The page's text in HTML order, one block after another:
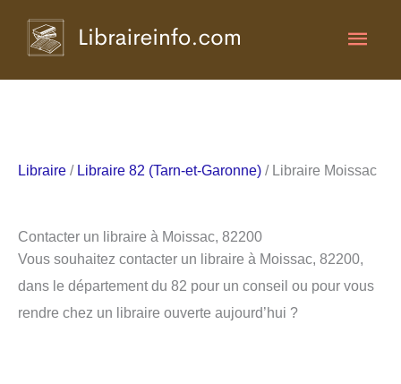
Libraire / Libraire 82 (Tarn-et-Garonne) / Libraire Moissac
Contacter un libraire à Moissac, 82200
Vous souhaitez contacter un libraire à Moissac, 82200,
dans le département du 82 pour un conseil ou pour vous
rendre chez un libraire ouverte aujourd’hui ?